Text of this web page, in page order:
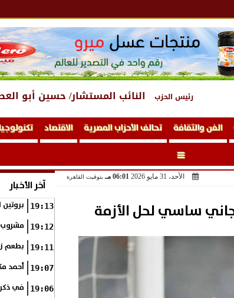
رئيس الحزب النائب المستشار/ حسين أبو
الفن والثقافة تحالف الأحزاب المصرية الاقتصاد
الأحد، 31 مايو 2026 06:01 مـ بتوقيت القاهرة
ساسي لحل الأزمة
آخر الأخبار
19:13
19:12 مشروب
19:11 بطعم
19:07 أحمد مكي يعود
19:06 في